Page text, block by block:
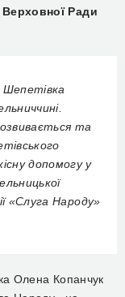
Верховної Ради
Шепетівка
та
допомогу у
«Слуга Народу»
Олена Копанчук